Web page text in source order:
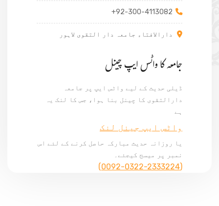
+92-300-4113082
دارالافتاء جامعہ دار التقوی لاہور
جامعہ کا واٹس ایپ چینل
ڈیلی حدیث کے لیے واٹس ایپ پر جامعہ
دارالتقوی کا چینل بنا ہوا، جس کا لنک یہ
ہے
واٹس ایپ جینل لنک
یا روزانہ حدیث مبارکہ حاصل کرنے کے لئے اس
نمبر پر میسج کیجئے۔
(0092-0322-2333224)